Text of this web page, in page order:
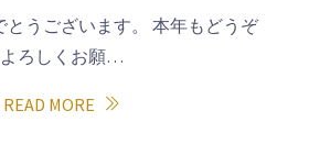
とうございます。 本年もどうぞ
よろしくお願…
READ MORE